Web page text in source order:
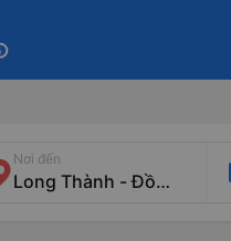
Nơi đến